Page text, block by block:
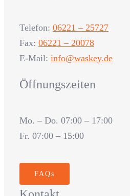
Telefon: 06221 – 25727
Fax: 06221 – 20078
E-Mail: info@waskey.de
Öffnungszeiten
Mo. – Do. 07:00 – 17:00
Fr. 07:00 – 15:00
FAQs